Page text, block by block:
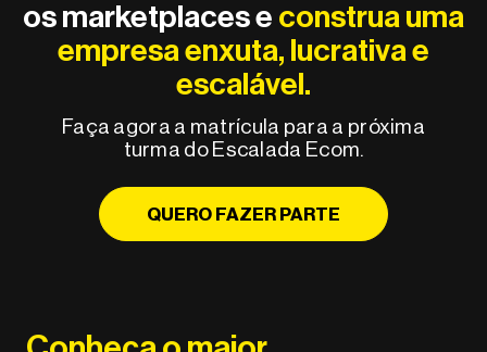
os marketplaces e construa uma
empresa enxuta, lucrativa e
escalável.
Faça agora a matrícula para a próxima
turma do Escalada Ecom.
QUERO FAZER PARTE